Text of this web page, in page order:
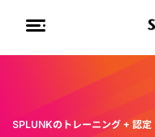
SPLUNKのトレーニング + 認定